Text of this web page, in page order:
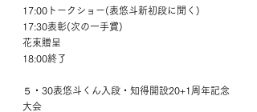
17:00トークショー(表悠斗新初段に聞く)
17:30表彰(次の一手賞)
花束贈呈
18:00終了
５・30表悠斗くん入段・知得開設20+1周年記念
大会